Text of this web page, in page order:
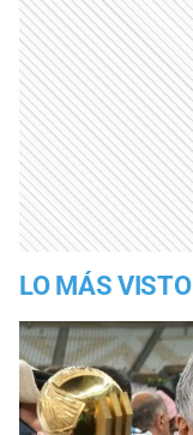
LO MÁS VISTO